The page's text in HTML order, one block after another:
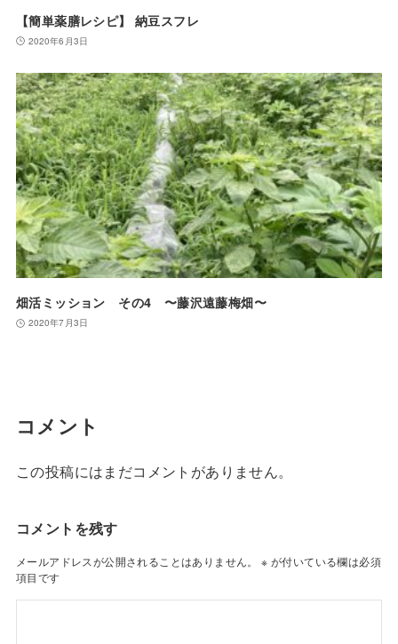
【簡単薬膳レシピ】 納豆スフレ
2020年6月3日
畑活ミッション その4 〜藤沢遠藤梅畑〜
2020年7月3日
コメント
この投稿にはまだコメントがありません。
コメントを残す
メールアドレスが公開されることはありません。 ※ が付いている欄は必須
項目です